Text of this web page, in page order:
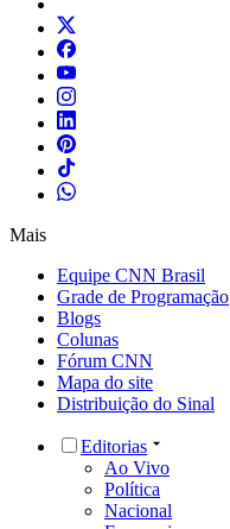
Mais
Equipe CNN Brasil
Grade de Programação
Blogs
Colunas
Fórum CNN
Mapa do site
Distribuição do Sinal
Editorias
Ao Vivo
Política
Nacional